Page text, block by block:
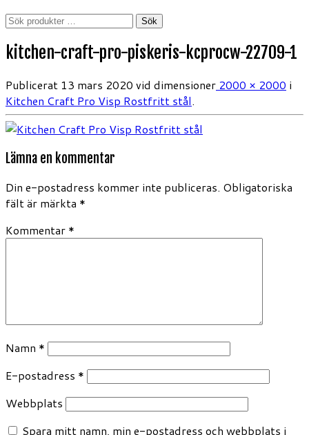
Sök
Sök
kitchen-craft-pro-piskeris-kcprocw-22709-1
Publicerat 13 mars 2020 vid dimensioner 2000 × 2000 i
Kitchen Craft Pro Visp Rostfritt stål.
Lämna en kommentar
Din e-postadress kommer inte publiceras. Obligatoriska
fält är märkta *
Kommentar *
Namn *
E-postadress *
Webbplats
Spara mitt namn, min e-postadress och webbplats i